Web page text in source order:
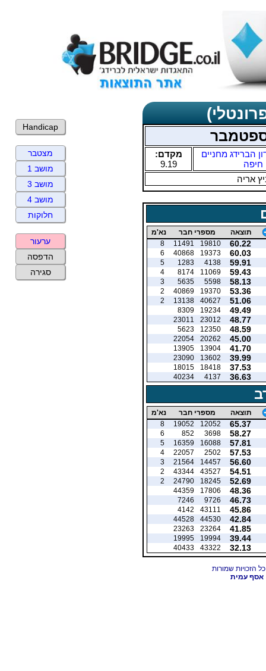
ספטמבר
הברידג מחניים
חיפה
מקדם:
9.19
אריה
תוצאה מספרי חבר נא'מ
60.22
19810
11491
8
60.03
19373
40868
6
59.91
4138
1283
5
59.43
11069
8174
4
58.13
5598
5635
3
53.36
19370
40869
2
51.06
40627
13138
2
49.49
19234
8309
48.77
23012
23011
48.59
12350
5623
45.00
20262
22054
41.70
13904
13905
39.99
13602
23090
37.53
18418
18015
36.63
4137
40234
תוצאה מספרי חבר נא'מ
65.37
12052
19052
8
58.27
3698
852
6
57.81
16088
16359
5
57.53
2502
22057
4
56.60
14457
21564
3
54.51
43527
43344
2
52.69
18245
24790
2
48.36
17806
44359
46.73
9726
7246
45.86
43111
4142
42.84
44530
44528
41.85
23264
23263
39.44
19994
19995
32.13
43322
40433
אסף עמית
Handicap
מצטבר
מושב 1
מושב 3
מושב 4
חלוקות
ערעור
הדפסה
סגירה